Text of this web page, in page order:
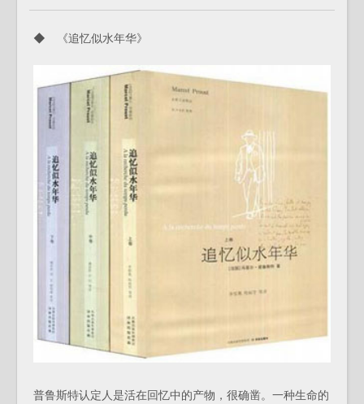
◆ 《追忆似水年华》
普鲁斯特认定人是活在回忆中的产物，很确凿。一种生命的